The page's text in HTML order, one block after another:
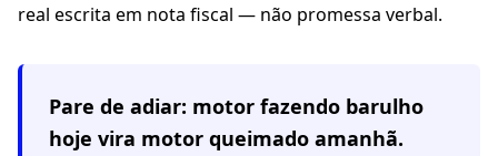
real escrita em nota fiscal — não promessa verbal.
Pare de adiar: motor fazendo barulho
hoje vira motor queimado amanhã.